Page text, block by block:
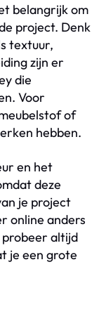
belangrijk om
project. Denk
textuur,
zijn er
die
Voor
of
hebben.
en het
deze
je project
online anders
probeer altijd
je een grote